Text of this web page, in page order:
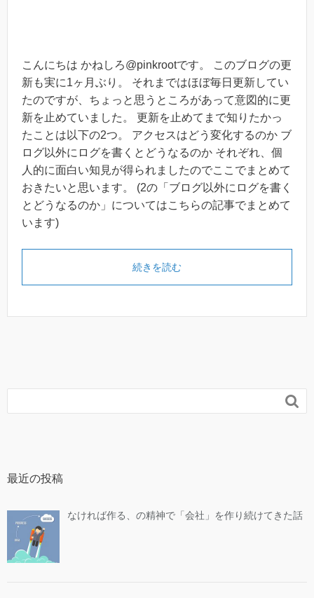
こんにちは かねしろ@pinkrootです。 このブログの更
新も実に1ヶ月ぶり。 それまではほぼ毎日更新してい
たのですが、ちょっと思うところがあって意図的に更
新を止めていました。 更新を止めてまで知りたかっ
たことは以下の2つ。 アクセスはどう変化するのか ブ
ログ以外にログを書くとどうなるのか それぞれ、個
人的に面白い知見が得られましたのでここでまとめて
おきたいと思います。 (2の「ブログ以外にログを書く
とどうなるのか」についてはこちらの記事でまとめて
います)
続きを読む

最近の投稿
なければ作る、の精神で「会社」を作り続けてきた話